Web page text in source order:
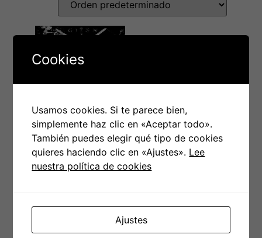
LP G.I.S.M. –
Detestation
Cookies
Usamos cookies. Si te parece bien,
simplemente haz clic en «Aceptar todo».
También puedes elegir qué tipo de cookies
quieres haciendo clic en «Ajustes». Lee
nuestra política de cookies
Ajustes